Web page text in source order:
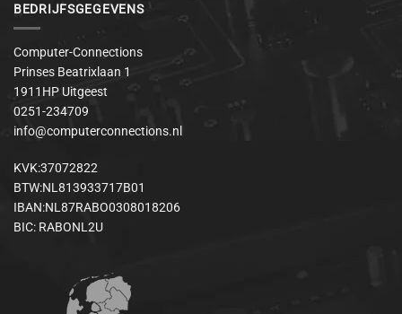
BEDRIJFSGEGEVENS
Computer-Connections
Prinses Beatrixlaan 1
1911HP Uitgeest
0251-234709
info@computerconnections.nl
KVK:37072822
BTW:NL813933717B01
IBAN:NL87RABO0308018206
BIC: RABONL2U